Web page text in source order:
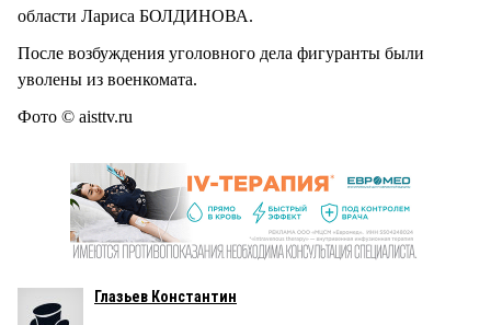
области Лариса БОЛДИНОВА.
После возбуждения уголовного дела фигуранты были
уволены из военкомата.
Фото © aisttv.ru
Глазьев Константин